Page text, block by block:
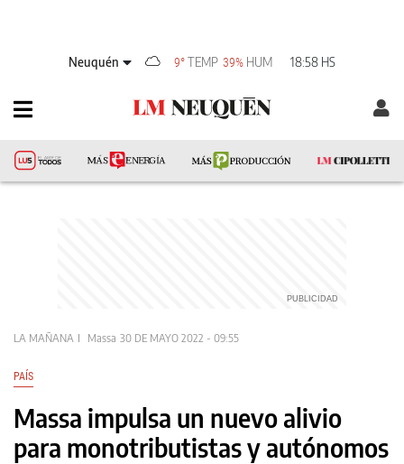
Neuquén 9° TEMP 39% HUM 18:58 HS
LA MAÑANA Massa 30 DE MAYO 2022 - 09:55
PAÍS
Massa impulsa un nuevo alivio
para monotributistas y autónomos